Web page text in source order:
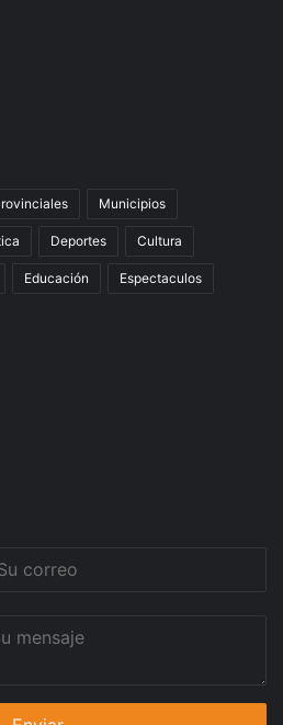
Municipios
Deportes Cultura
Educación Espectaculos